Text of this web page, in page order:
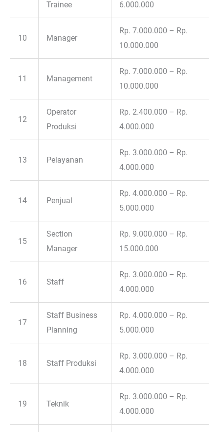
Trainee 6.000.000
10 Manager
Rp. 7.000.000 – Rp.
10.000.000
11 Management
Rp. 7.000.000 – Rp.
10.000.000
12
Operator
Produksi
Rp. 2.400.000 – Rp.
4.000.000
13 Pelayanan
Rp. 3.000.000 – Rp.
4.000.000
14 Penjual
Rp. 4.000.000 – Rp.
5.000.000
15
Section
Manager
Rp. 9.000.000 – Rp.
15.000.000
16 Staff
Rp. 3.000.000 – Rp.
4.000.000
17
Staff Business
Planning
Rp. 4.000.000 – Rp.
5.000.000
18 Staff Produksi
Rp. 3.000.000 – Rp.
4.000.000
19 Teknik
Rp. 3.000.000 – Rp.
4.000.000